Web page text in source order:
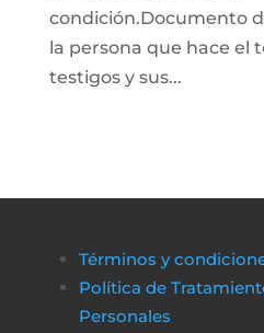
condición.Documento
la persona que hace el
testigos y sus...
Términos y
Política de
Personales